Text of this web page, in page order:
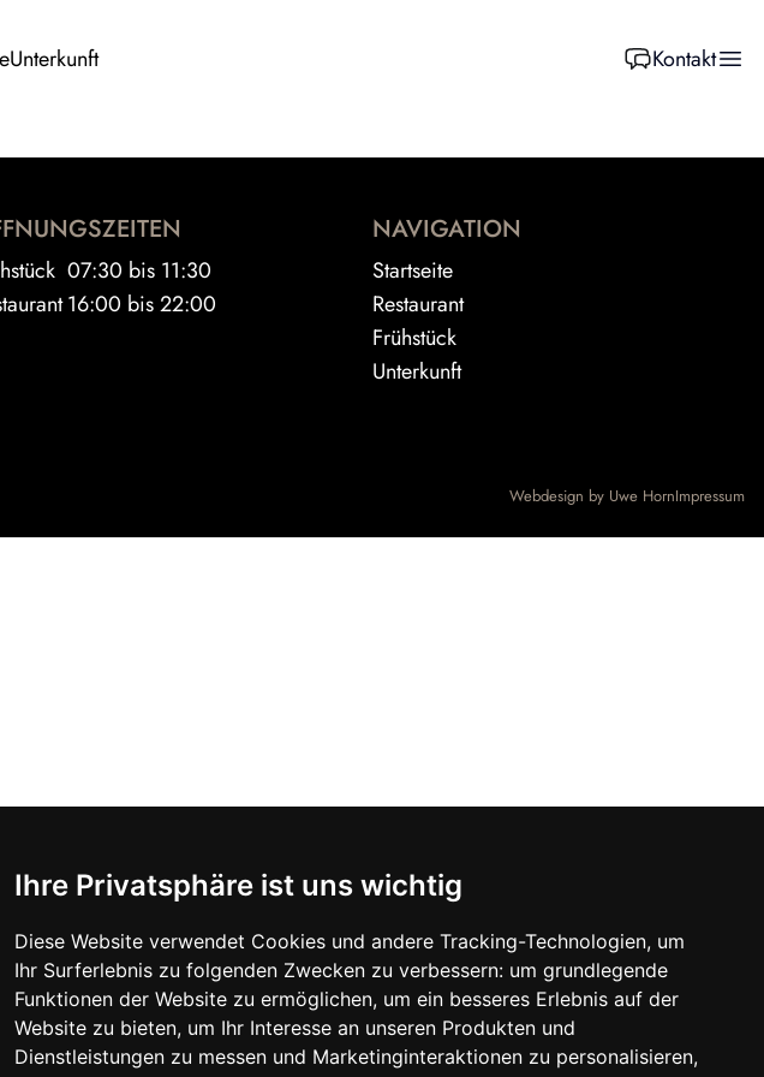
Ihre Privatsphäre ist uns wichtig
Diese Website verwendet Cookies und andere Tracking-Technologien, um
Ihr Surferlebnis zu folgenden Zwecken zu verbessern: um grundlegende
Funktionen der Website zu ermöglichen, um ein besseres Erlebnis auf der
Website zu bieten, um Ihr Interesse an unseren Produkten und
Dienstleistungen zu messen und Marketinginteraktionen zu personalisieren,
Unterkunft Kontakt
07:30 bis 11:30
16:00 bis 22:00
NAVIGATION
Startseite
Restaurant
Frühstück
Unterkunft
Webdesign by Uwe HornImpressum